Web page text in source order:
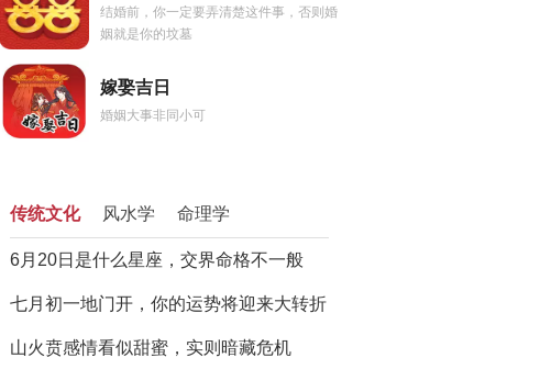
结婚前，你一定要弄清楚这件事，否则婚
姻就是你的坟墓
嫁娶吉日
婚姻大事非同小可
传统文化 风水学 命理学
6月20日是什么星座，交界命格不一般
七月初一地门开，你的运势将迎来大转折
山火贲感情看似甜蜜，实则暗藏危机